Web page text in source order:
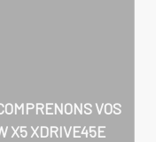
VOS
X5 XDRIVE45E